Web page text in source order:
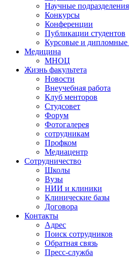
Научные подразделения
Конкурсы
Конференции
Публикации студентов
Курсовые и дипломные
Медицина
МНОЦ
Жизнь факультета
Новости
Внеучебная работа
Клуб менторов
Студсовет
Форум
Фотогалерея
сотрудникам
Профком
Медиацентр
Сотрудничество
Школы
Вузы
НИИ и клиники
Клинические базы
Договора
Контакты
Адрес
Поиск сотрудников
Обратная связь
Пресс-служба